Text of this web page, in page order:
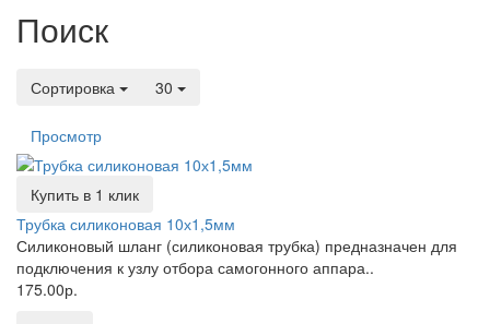
Поиск
Сортировка 30
Просмотр
Купить в 1 клик
Трубка силиконовая 10х1,5мм
Силиконовый шланг (силиконовая трубка) предназначен для
подключения к узлу отбора самогонного аппара..
175.00р.